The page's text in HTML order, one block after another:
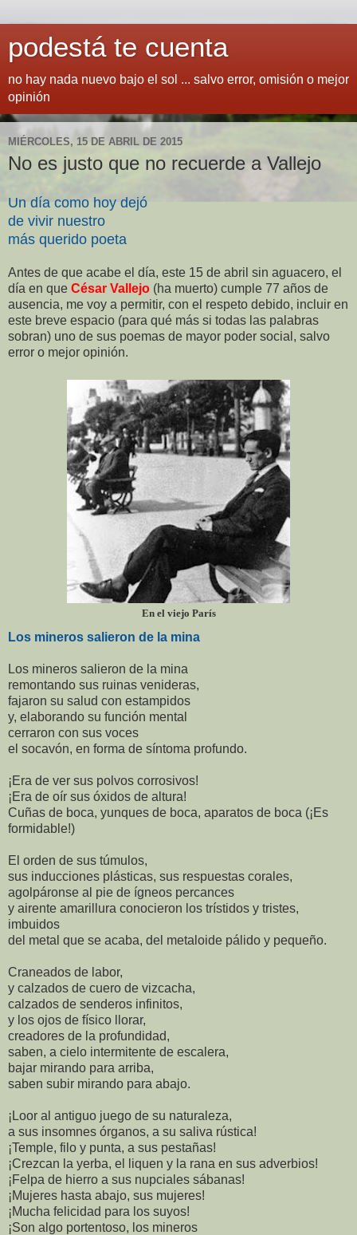
podestá te cuenta
no hay nada nuevo bajo el sol ... salvo error, omisión o mejor
opinión
MIÉRCOLES, 15 DE ABRIL DE 2015
No es justo que no recuerde a Vallejo
Un día como hoy dejó
de vivir nuestro
más querido poeta
Antes de que acabe el día, este 15 de abril sin aguacero, el
día en que César Vallejo (ha muerto) cumple 77 años de
ausencia, me voy a permitir, con el respeto debido, incluir en
este breve espacio (para qué más si todas las palabras
sobran) uno de sus poemas de mayor poder social, salvo
error o mejor opinión.
En el viejo París
Los mineros salieron de la mina
Los mineros salieron de la mina
remontando sus ruinas venideras,
fajaron su salud con estampidos
y, elaborando su función mental
cerraron con sus voces
el socavón, en forma de síntoma profundo.
¡Era de ver sus polvos corrosivos!
¡Era de oír sus óxidos de altura!
Cuñas de boca, yunques de boca, aparatos de boca (¡Es
formidable!)
El orden de sus túmulos,
sus inducciones plásticas, sus respuestas corales,
agolpáronse al pie de ígneos percances
y airente amarillura conocieron los trístidos y tristes,
imbuidos
del metal que se acaba, del metaloide pálido y pequeño.
Craneados de labor,
y calzados de cuero de vizcacha,
calzados de senderos infinitos,
y los ojos de físico llorar,
creadores de la profundidad,
saben, a cielo intermitente de escalera,
bajar mirando para arriba,
saben subir mirando para abajo.
¡Loor al antiguo juego de su naturaleza,
a sus insomnes órganos, a su saliva rústica!
¡Temple, filo y punta, a sus pestañas!
¡Crezcan la yerba, el liquen y la rana en sus adverbios!
¡Felpa de hierro a sus nupciales sábanas!
¡Mujeres hasta abajo, sus mujeres!
¡Mucha felicidad para los suyos!
¡Son algo portentoso, los mineros